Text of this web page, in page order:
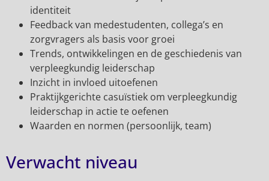
identiteit
Feedback van medestudenten, collega’s en
zorgvragers als basis voor groei
Trends, ontwikkelingen en de geschiedenis van
verpleegkundig leiderschap
Inzicht in invloed uitoefenen
Praktijkgerichte casuïstiek om verpleegkundig
leiderschap in actie te oefenen
Waarden en normen (persoonlijk, team)
Verwacht niveau